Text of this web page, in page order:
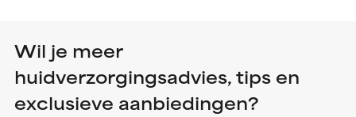
Wil je meer
huidverzorgingsadvies, tips en
exclusieve aanbiedingen?